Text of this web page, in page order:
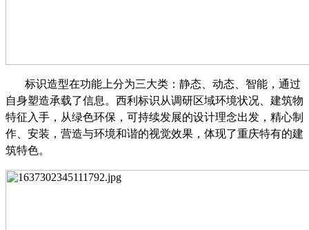
标识造型在功能上分为三大类：静态、动态、智能，通过
自身塑造承载了信息。西利标识从调研区域环境状况、建筑物
特征入手，从绿色环保，可持续发展的设计理念出发，精心制
作、安装，营造与环境和谐的视觉效果，体现了重庆特有的建
筑特色。